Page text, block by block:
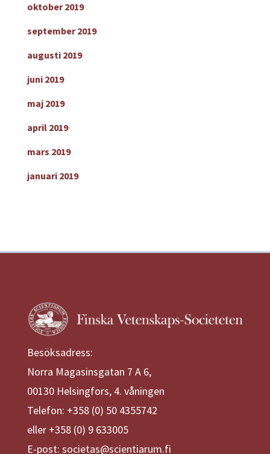
oktober 2019
september 2019
augusti 2019
juni 2019
maj 2019
april 2019
mars 2019
januari 2019
Besöksadress:
Norra Magasinsgatan 7 A 6,
00130 Helsingfors, 4. våningen
Telefon: +358 (0) 50 4355742
eller +358 (0) 9 633005
E-post: societas@scientiarum.fi